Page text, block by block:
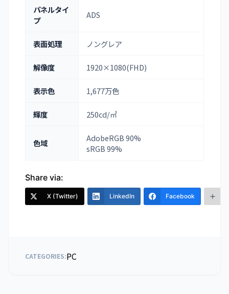
パネルタイ
プ
ADS
表面処理 ノングレア
解像度 1920×1080(FHD)
表示色 1,677万色
輝度 250cd/㎡
色域
AdobeRGB 90%
sRGB 99%
Share via:
X (Twitter) LinkedIn Facebook
CATEGORIES:PC